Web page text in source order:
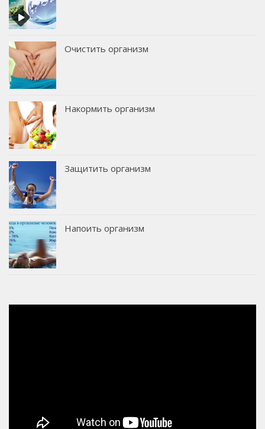
Очистить организм
Накормить организм
Защитить организм
Напоить организм